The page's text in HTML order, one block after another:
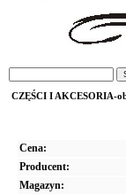
CZĘŚCI I AKCESORIA-
Cena:
Producent:
Magazyn: